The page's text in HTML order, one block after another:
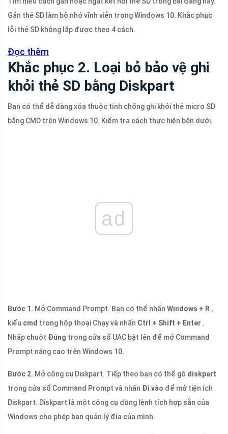
Gắn thẻ SD làm bộ nhớ vĩnh viễn trong Windows 10. Khắc phục
lỗi thẻ SD không lắp được theo 4 cách.
Đọc thêm
Khắc phục 2. Loại bỏ bảo vệ ghi
khỏi thẻ SD bằng Diskpart
Bạn có thể dễ dàng xóa thuộc tính chống ghi khỏi thẻ micro SD
bằng CMD trên Windows 10. Kiểm tra cách thực hiện bên dưới.
ad
Bước 1. Mở Command Prompt. Bạn có thể nhấn Windows + R ,
kiểu cmd trong hộp thoại Chạy và nhấn Ctrl + Shift + Enter .
Nhấp chuột Đúng trong cửa sổ UAC bật lên để mở Command
Prompt nâng cao trên Windows 10.
Bước 2. Mở công cụ Diskpart. Tiếp theo bạn có thể gõ diskpart
trong cửa sổ Command Prompt và nhấn Đi vào để mở tiện ích
Diskpart. Diskpart là một công cụ dòng lệnh tích hợp sẵn của
Windows cho phép bạn quản lý đĩa của mình.